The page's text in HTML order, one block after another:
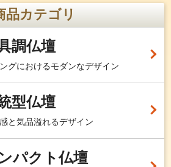
品カテゴリ
調仏壇
グにおけるモダンなデザイン
型仏壇
と気品溢れるデザイン
パクト仏壇